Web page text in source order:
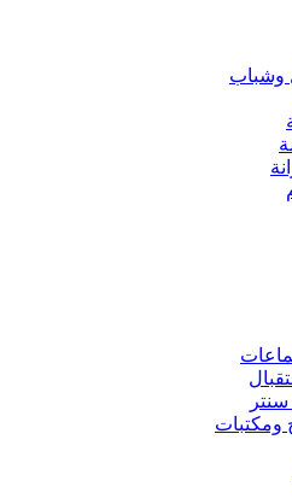
وشباب
ومكتبات